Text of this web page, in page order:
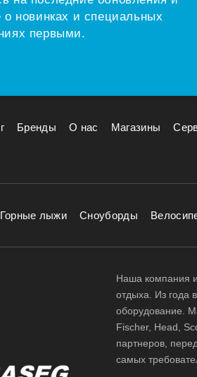
о новинках и специальных
первыми.
Бренды О нас Магазины
Горные лыжи Сноуборды
Наша компания
отдыха. Из года
оборудование.
Fischer, Head,
партнеров,
самых